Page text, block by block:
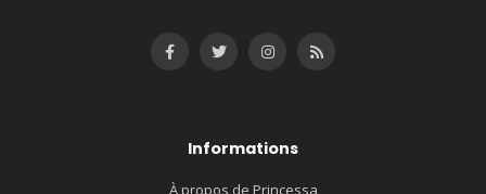
Informations
À propos de Princessa